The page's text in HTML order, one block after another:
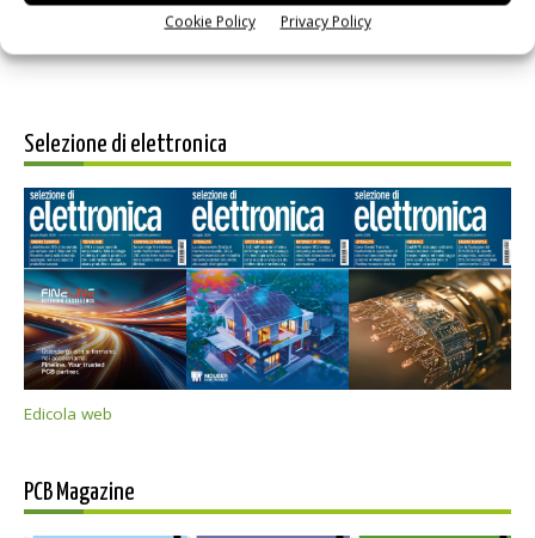
Cookie Policy Privacy Policy
Selezione di elettronica
Edicola web
PCB Magazine